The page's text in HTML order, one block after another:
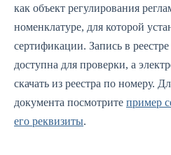
как объект регулирования
номенклатуре, для которой
сертификации. Запись в
доступна для проверки, а
скачать из реестра по номеру.
документа посмотрите пример
его реквизиты.